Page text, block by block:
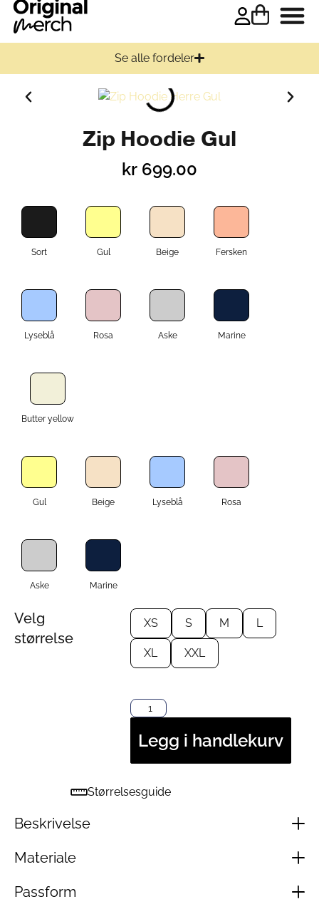
Se alle fordeler
Zip Hoodie Gul
kr 699.00
Sort Gul Beige Fersken
Lyseblå Rosa Aske Marine
Butter yellow
Gul Beige Lyseblå Rosa
Aske Marine
Velg
størrelse
Størrelsesguide
XS S M L
XL XXL
Legg i handlekurv
Beskrivelse
Materiale
Passform